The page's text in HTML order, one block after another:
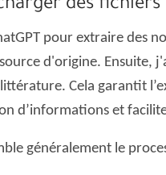
des
pour extraire des
d'origine. Ensuite,
Cela garantit
d’informations et
généralement le